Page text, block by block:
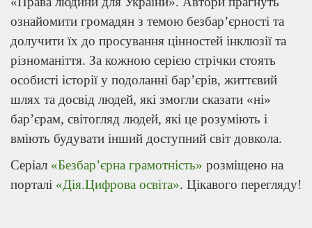
ознайомити громадян з темою безбар’єрності та
долучити їх до просування цінностей інклюзії та
різноманіття. За кожною серією стрічки стоять
особисті історії у подоланні бар’єрів, життєвий
шлях та досвід людей, які змогли сказати «ні»
бар’єрам, світогляд людей, які це розуміють і
вміють будувати інший доступний світ довкола.
Серіал «Безбар’єрна грамотність» розміщено на
порталі «Дія.Цифрова освіта». Цікавого перегляду!